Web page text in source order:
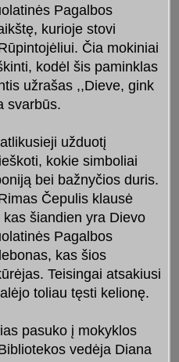
Pagalbos
kurioje stovi
Čia mokiniai
kodėl šis paminklas
užrašas ,,Dieve, gink
svarbūs.
užduotį
kokie simboliai
bei bažnyčios duris.
Čepulis klausė
kas šiandien yra Dievo
Pagalbos
kas šios
Teisingai atsakiusi
toliau tęsti kelionę.
pasuko į mokyklos
vedėja Diana